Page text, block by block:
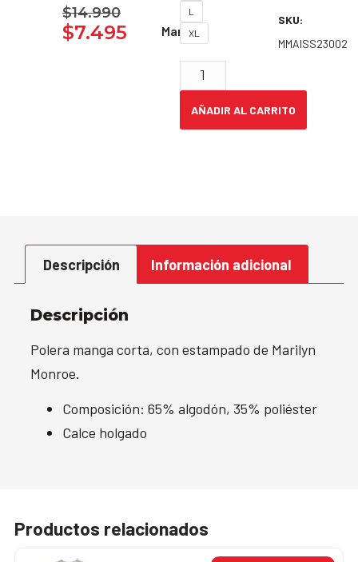
$14.990
$7.495 Marca:
L
XL
AÑADIR AL CARRITO
SKU:
MMAISS23002
Descripción Información adicional
Descripción
Polera manga corta, con estampado de Marilyn
Monroe.
Composición: 65% algodón, 35% poliéster
Calce holgado
Productos relacionados